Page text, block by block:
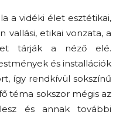
a vidéki élet esztétikai,
vallási, etikai vonzata, a
tárják a néző elé.
és installációk
így rendkívül sokszínű
téma sokszor mégis az
és annak további